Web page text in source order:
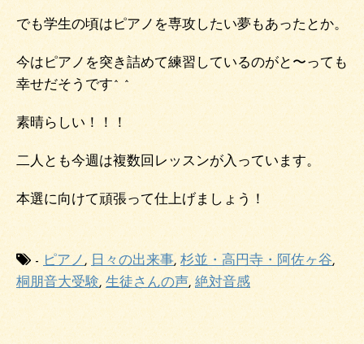
でも学生の頃はピアノを専攻したい夢もあったとか。
今はピアノを突き詰めて練習しているのがと〜っても
幸せだそうです^ ^
素晴らしい！！！
二人とも今週は複数回レッスンが入っています。
本選に向けて頑張って仕上げましょう！
- ピアノ , 日々の出来事, 杉並・高円寺・阿佐ヶ谷,
桐朋音大受験, 生徒さんの声, 絶対音感